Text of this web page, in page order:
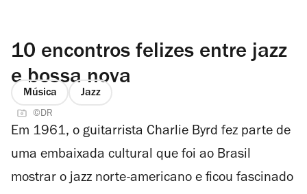
10 encontros felizes entre jazz
e bossa nova
Música Jazz
©DR
Em 1961, o guitarrista Charlie Byrd fez parte de
uma embaixada cultural que foi ao Brasil
mostrar o jazz norte-americano e ficou fascinado